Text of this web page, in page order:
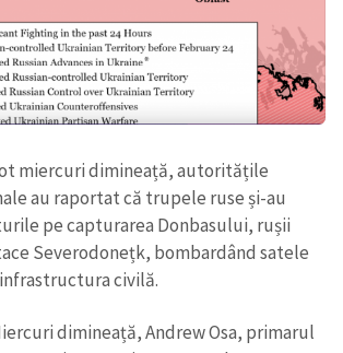
miercuri dimineață, autoritățile
au raportat că trupele ruse și-au
pe capturarea Donbasului, rușii
Severodonețk, bombardând satele
civilă.
dimineață, Andrew Osa, primarul